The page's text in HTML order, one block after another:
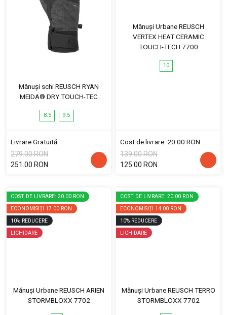
Mănuși schi REUSCH RYAN
MEIDA® DRY TOUCH-TEC
8.5 9.5
Livrare Gratuită
279.00 RON
251.00 RON
Mănuși Urbane REUSCH
VERTEX HEAT CERAMIC
TOUCH-TECH 7700
10
Cost de livrare: 20.00 RON
139.00 RON
125.00 RON
COST DE LIVRARE: 20.00 RON
ECONOMISIȚI 17.00 RON
10% REDUCERE
LICHIDARE
Mănuși Urbane REUSCH ARIEN
STORMBLOXX 7702
COST DE LIVRARE: 20.00 RON
ECONOMISIȚI 14.00 RON
10% REDUCERE
LICHIDARE
Mănuși Urbane REUSCH TERRO
STORMBLOXX 7702